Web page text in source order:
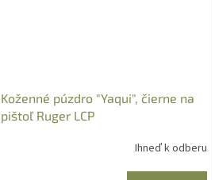
Koženné púzdro "Yaqui", čierne na
pištoľ Ruger LCP
Ihneď k odberu